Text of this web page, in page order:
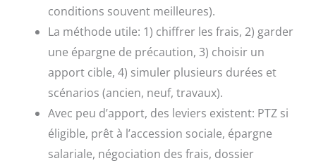
conditions souvent meilleures).
La méthode utile: 1) chiffrer les frais, 2) garder
une épargne de précaution, 3) choisir un
apport cible, 4) simuler plusieurs durées et
scénarios (ancien, neuf, travaux).
Avec peu d’apport, des leviers existent: PTZ si
éligible, prêt à l’accession sociale, épargne
salariale, négociation des frais, dossier